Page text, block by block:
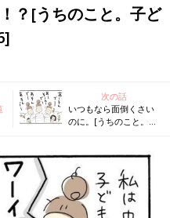
？[うちのこと。子ど
次の話
いつもなら面倒くさい
のに。[うちのこと。子